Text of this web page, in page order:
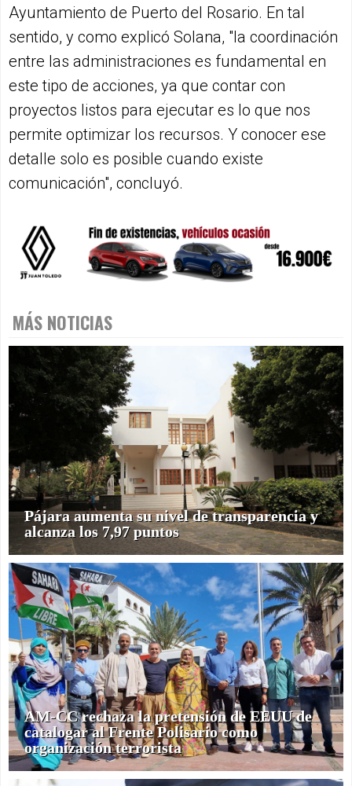
Ayuntamiento de Puerto del Rosario. En tal
sentido, y como explicó Solana, "la coordinación
entre las administraciones es fundamental en
este tipo de acciones, ya que contar con
proyectos listos para ejecutar es lo que nos
permite optimizar los recursos. Y conocer ese
detalle solo es posible cuando existe
comunicación", concluyó.
MÁS NOTICIAS
Pájara aumenta su nivel de transparencia y
alcanza los 7,97 puntos
AM-CC rechaza la pretensión de EEUU de
catalogar al Frente Polisario como
organización terrorista